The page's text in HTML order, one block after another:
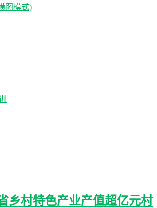
图模式)
乡村特色产业产值超亿元村